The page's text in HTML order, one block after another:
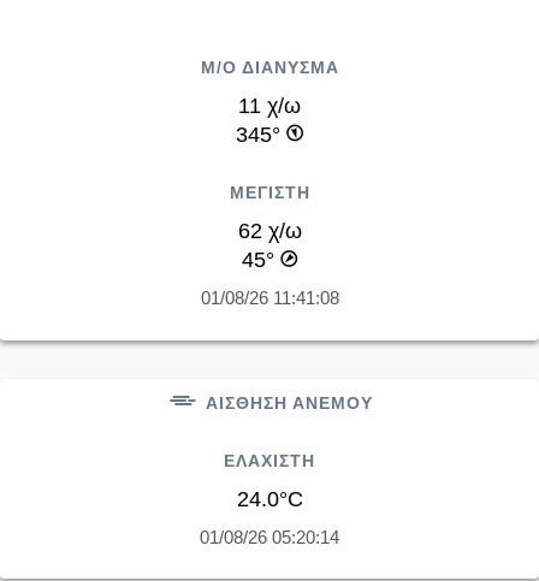
Μ/Ο ΔΙΑΝΥΣΜΑ
11 χ/ω
345°
ΜΕΓΙΣΤΗ
62 χ/ω
45°
01/08/26 11:41:08
ΑΙΣΘΗΣΗ ΑΝΕΜΟΥ
ΕΛΑΧΙΣΤΗ
24.0°C
01/08/26 05:20:14